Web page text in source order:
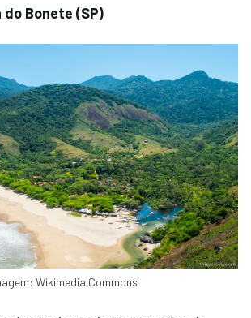
do Bonete (SP)
Wikimedia Commons